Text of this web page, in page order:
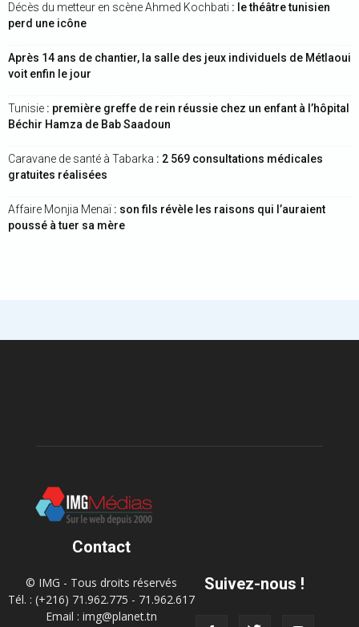
Décès du metteur en scène Ahmed Kochbati : le théâtre tunisien
perd une icône
Après 14 ans de chantier, la salle des jeux individuels de Métlaoui
voit enfin le jour
Tunisie : première greffe de rein réussie chez un enfant à l’hôpital
Béchir Hamza de Bab Saadoun
Caravane de santé à Tabarka : 2 569 consultations médicales
gratuites réalisées
Affaire Monjia Menaï: son fils révèle les raisons qui l’auraient
poussé à tuer sa mère
Contact
© IMG - Tous droits réservés
Tél. : (+216) 71.962.775 - 71.962.617
Email : img@planet.tn
Suivez-nous !